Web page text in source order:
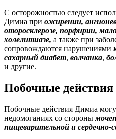
С осторожностью следует
Димиа при ожирении,
оторосклерозе, порфирии,
холелитиазе, а также при
сопровождаются нарушениями
сахарный диабет, волчанка,
и другие.
Побочные
Побочные действия Димиа
недомоганиях со стороны
пищеварительной и сердечно-